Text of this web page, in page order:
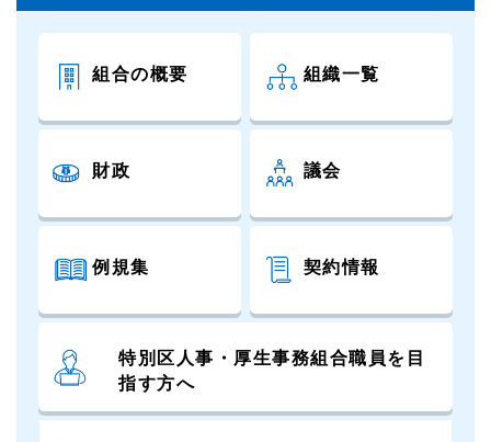
組合の概要 組織一覧
財政 議会
例規集 契約情報
特別区人事・厚生事務組合職員を目
指す方へ